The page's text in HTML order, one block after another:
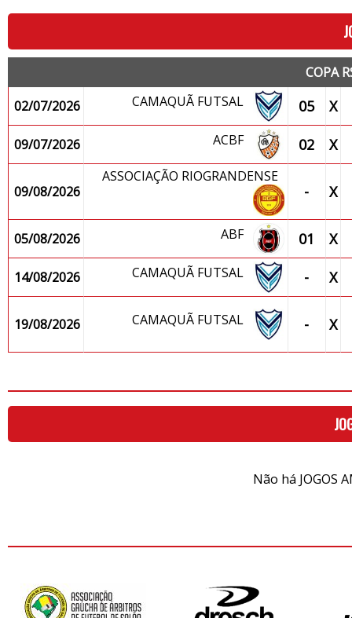
COPA
02/07/2026
CAMAQUÃ FUTSAL 05 X
09/07/2026 ACBF 02 X
09/08/2026
ASSOCIAÇÃO RIOGRANDENSE
- X
05/08/2026 ABF 01 X
14/08/2026 CAMAQUÃ FUTSAL - X
19/08/2026 CAMAQUÃ FUTSAL - X
Não há JOGOS